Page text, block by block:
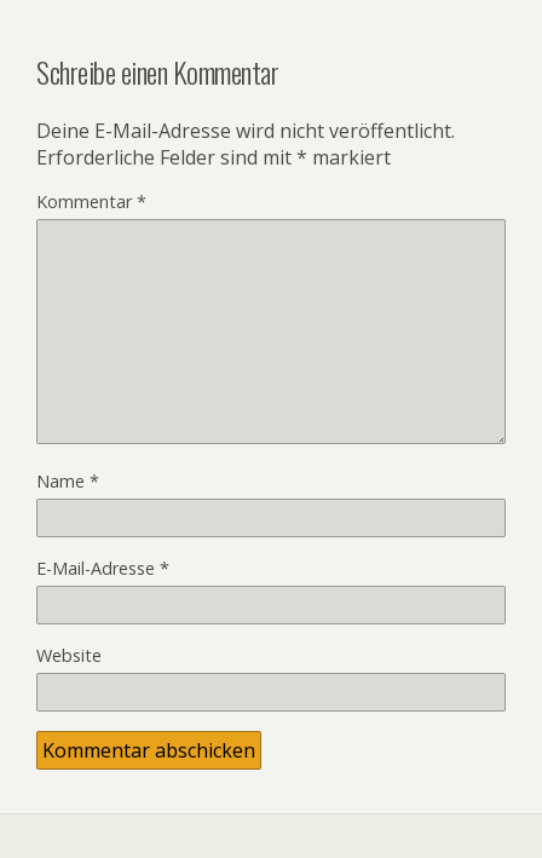
Schreibe einen Kommentar
Deine E-Mail-Adresse wird nicht veröffentlicht.
Erforderliche Felder sind mit* markiert
Kommentar*
Name *
E-Mail-Adresse *
Website